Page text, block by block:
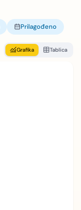
Prilagođeno
Grafika Tablica